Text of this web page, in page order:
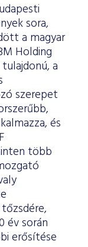
sora,
a magyar
Holding
a
szerepet
és
több
év során
erősítése